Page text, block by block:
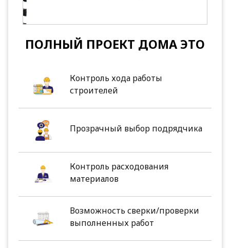
ПОЛНЫЙ ПРОЕКТ ДОМА ЭТО
Контроль хода работы
строителей
Прозрачный выбор подрядчика
Контроль расходования
материалов
Возможность сверки/проверки
выполненных работ